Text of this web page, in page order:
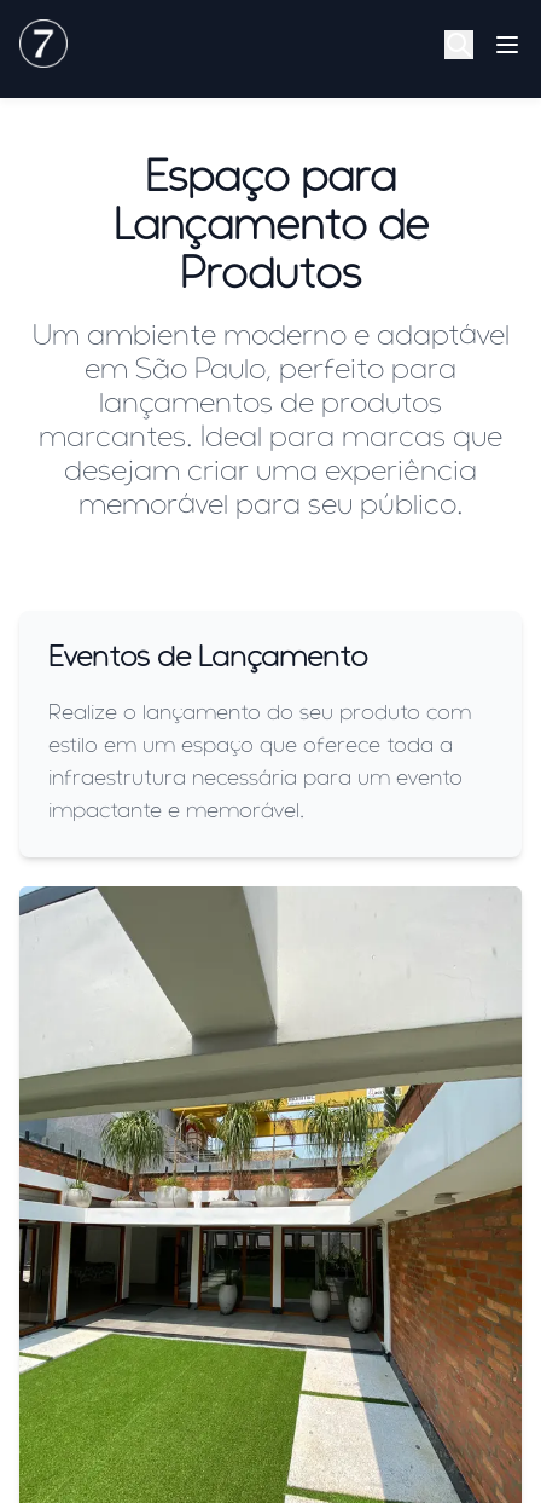
INÍCIO
Espaço para
Lançamento de
Produtos
Um ambiente moderno e adaptável
em São Paulo, perfeito para
lançamentos de produtos
marcantes. Ideal para marcas que
desejam criar uma experiência
memorável para seu público.
Eventos de Lançamento
Realize o lançamento do seu produto com
estilo em um espaço que oferece toda a
infraestrutura necessária para um evento
impactante e memorável.